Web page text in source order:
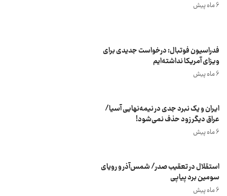
6 ماه پیش
فدراسیون فوتبال: درخواست جدیدی برای
ویزای آمریکا نداشته‌ایم
6 ماه پیش
ایران و یک نبرد جدی در نیمه‌نهایی آسیا/
عراق دیگر زود حذف نمی‌شود!
6 ماه پیش
استقلال در تعقیب صدر/ شمس‌آذر و رویای
سومین برد پیاپی
6 ماه پیش